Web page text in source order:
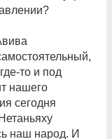
то и под
нашего
сегодня
наш народ. И